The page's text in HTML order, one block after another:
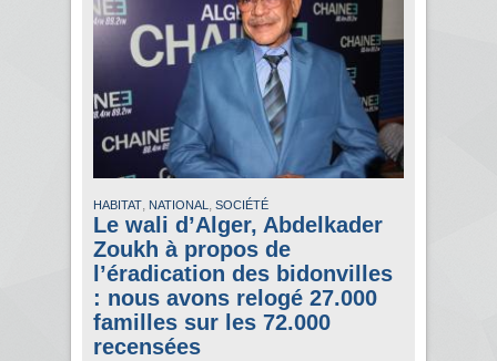
HABITAT, NATIONAL , SOCIÉTÉ
Le wali d’Alger, Abdelkader
Zoukh à propos de
l’éradication des bidonvilles
: nous avons relogé 27.000
familles sur les 72.000
recensées